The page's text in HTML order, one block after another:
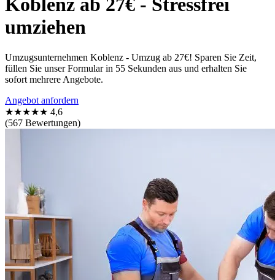
Koblenz ab 27€ - Stressfrei
umziehen
Umzugsunternehmen Koblenz - Umzug ab 27€! Sparen Sie Zeit,
füllen Sie unser Formular in 55 Sekunden aus und erhalten Sie
sofort mehrere Angebote.
Angebot anfordern
★★★★★ 4,6
(567 Bewertungen)